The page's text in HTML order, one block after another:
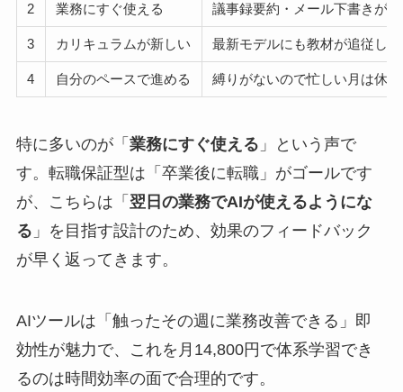
2 業務にすぐ使える 議事録要約・メール下書きが
3 カリキュラムが新しい 最新モデルにも教材が追従し
4 自分のペースで進める 縛りがないので忙しい月は休
特に多いのが「 業務にすぐ使える 」という声で
す。転職保証型は「卒業後に転職」がゴールです
が、こちらは「 翌日の業務でAIが使えるようにな
る 」を目指す設計のため、効果のフィードバック
が早く返ってきます。
AIツールは「触ったその週に業務改善できる」即
効性が魅力で、これを月14,800円で体系学習でき
るのは時間効率の面で合理的です。